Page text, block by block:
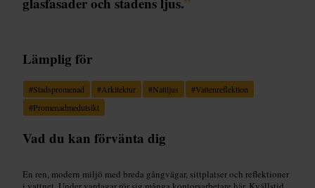
Lämplig för
#Stadspromenad #Arkitektur #Nattljus #Vattenreflektion
#Promenadmedutsikt
Vad du kan förvänta dig
En ren, modern miljö med breda gångvägar, sittplatser och reflektioner